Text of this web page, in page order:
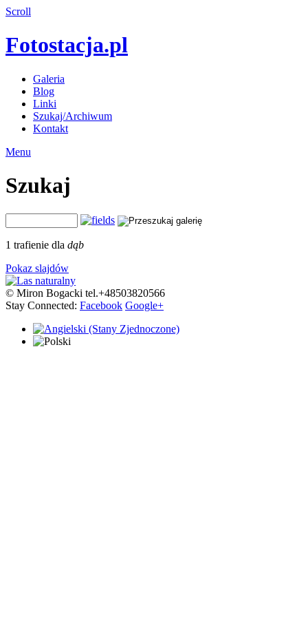
Scroll
Fotostacja.pl
Galeria
Blog
Linki
Szukaj/Archiwum
Kontakt
Menu
Szukaj
1 trafienie dla dąb
Pokaz slajdów
© Miron Bogacki tel.+48503820566
Stay Connected: Facebook Google+